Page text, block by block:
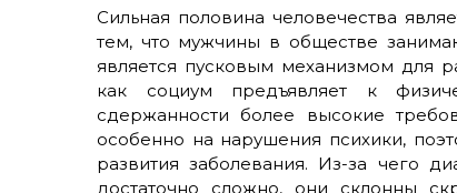
Сильная половина человечества
тем, что мужчины в обществе
является пусковым механизмом для
как социум предъявляет к
сдержанности более высокие
особенно на нарушения психики,
развития заболевания. Из-за чего
достаточно сложно, они склонны